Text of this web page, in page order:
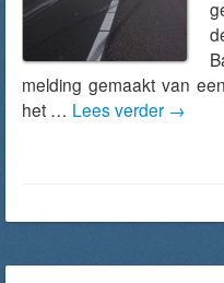
melding gemaakt van
het … Lees verder →